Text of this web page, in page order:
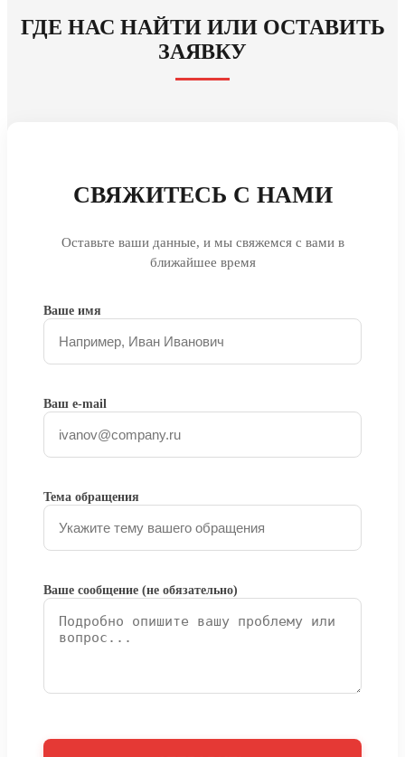
ГДЕ НАС НАЙТИ ИЛИ ОСТАВИТЬ
ЗАЯВКУ
СВЯЖИТЕСЬ С НАМИ
Оставьте ваши данные, и мы свяжемся с вами в
ближайшее время
Ваше имя
Ваш e-mail
Тема обращения
Ваше сообщение (не обязательно)